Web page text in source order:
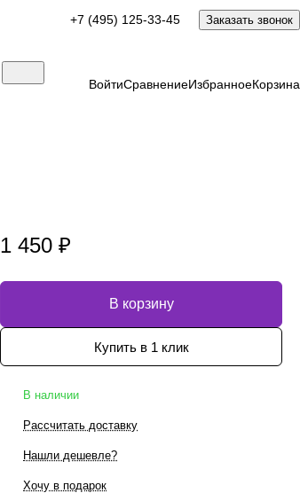
+7 (495) 125-33-45 Заказать звонок
ВойтиСравнениеИзбранноеКорзина
1 450 ₽
В корзину
Купить в 1 клик
В наличии
Рассчитать доставку
Нашли дешевле?
Хочу в подарок